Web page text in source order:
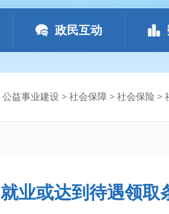
政民互动
公益事业建设 > 社会保障 > 社会保险 >
业或达到待遇领